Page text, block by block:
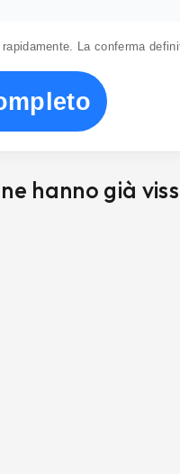
La conferma
hanno già